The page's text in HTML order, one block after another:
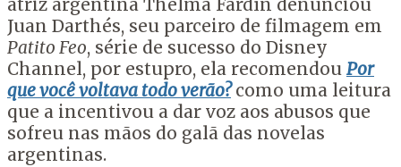
atriz argentina Thelma Fardín denunciou
Juan Darthés, seu parceiro de filmagem em
Patito Feo, série de sucesso do Disney
Channel, por estupro, ela recomendou Por
que você voltava todo verão?como uma leitura
que a incentivou a dar voz aos abusos que
sofreu nas mãos do galã das novelas
argentinas.